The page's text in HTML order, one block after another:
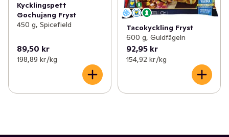
Kycklingspett
Gochujang Fryst
450 g, Spicefield
89,50 kr
198,89 kr /kg
Tacokyckling Fryst
600 g, Guldfågeln
92,95 kr
154,92 kr /kg